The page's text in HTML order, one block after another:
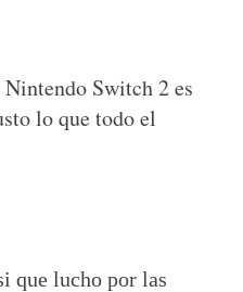
Switch 2 es
lo que todo el
que lucho por las